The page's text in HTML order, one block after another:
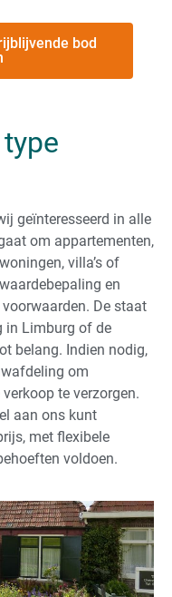
bod
geïnteresseerd in alle
om appartementen,
villa’s of
en
De staat
in Limburg of de
belang. Indien nodig,
om
te verzorgen.
aan ons kunt
met flexibele
voldoen.